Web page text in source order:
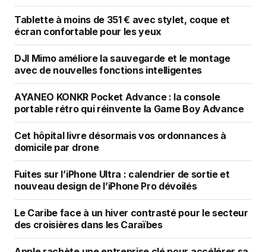
Tablette à moins de 351 € avec stylet, coque et
écran confortable pour les yeux
DJI Mimo améliore la sauvegarde et le montage
avec de nouvelles fonctions intelligentes
AYANEO KONKR Pocket Advance : la console
portable rétro qui réinvente la Game Boy Advance
Cet hôpital livre désormais vos ordonnances à
domicile par drone
Fuites sur l’iPhone Ultra : calendrier de sortie et
nouveau design de l’iPhone Pro dévoilés
Le Caribe face à un hiver contrasté pour le secteur
des croisières dans les Caraïbes